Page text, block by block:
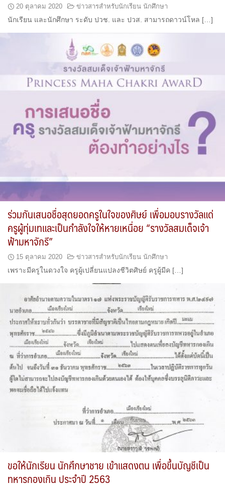
20 ตุลาคม 2020 ข่าวสารสำหรับนักเรียน นักศึกษา
นักเรียน และนักศึกษา ระดับ ปวช. และ ปวส. สามารถดาวน์โหล […]
ร่วมกันเสนอชื่อสุดยอดครูในใจของศิษย์ เพื่อมอบรางวัลแด่
ครูผู้ทุ่มเทและเป็นกำลังใจให้หายเหนื่อย “รางวัลสมเด็จเจ้า
ฟ้ามหาจักรี”
15 ตุลาคม 2020 ข่าวสารสำหรับนักเรียน นักศึกษา
เพราะมีครูในดวงใจ ครูผู้เปลี่ยนแปลงชีวิตศิษย์ ครูผู้มีค […]
ขอให้นักเรียน นักศึกษาชาย เข้าแสดงตน เพื่อขึ้นบัญชีเป็น
ทหารกองเกิน ประจำปี 2563